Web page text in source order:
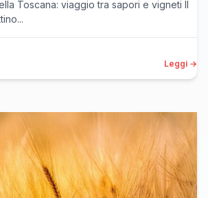
Toscana: viaggio tra sapori e vigneti Il
Leggi →